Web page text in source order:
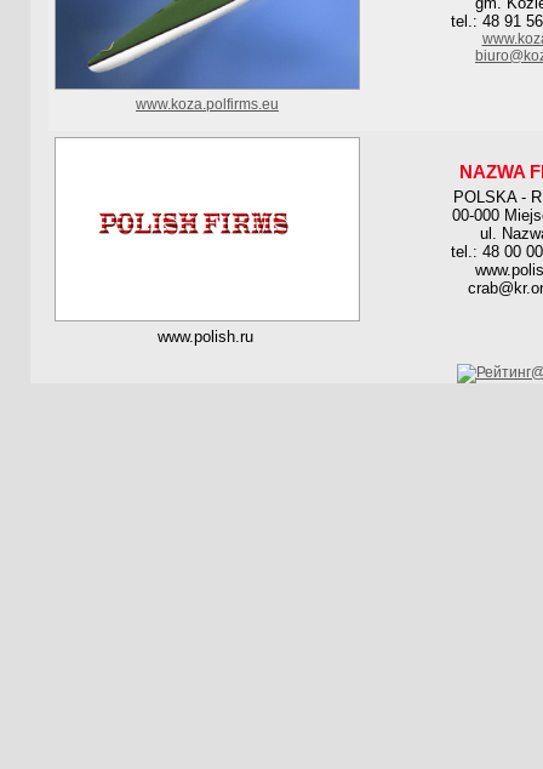
tel.: 48 91
www.koza.polfirms.eu
NAZWA
POLSKA -
00-000
ul.
tel.: 48 00
www.polish.ru